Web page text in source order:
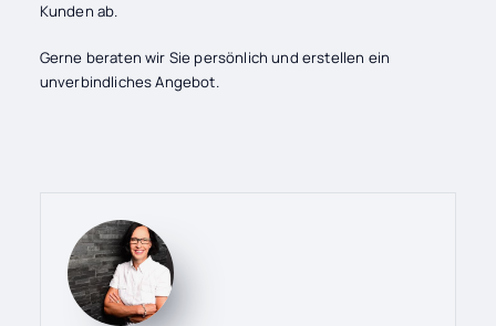
Kunden ab.
Gerne beraten wir Sie persönlich und erstellen ein
unverbindliches Angebot.